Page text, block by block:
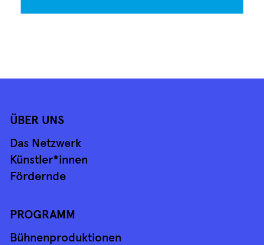
ÜBER UNS
Das Netzwerk
Künstler*innen
Fördernde
PROGRAMM
Bühnenproduktionen